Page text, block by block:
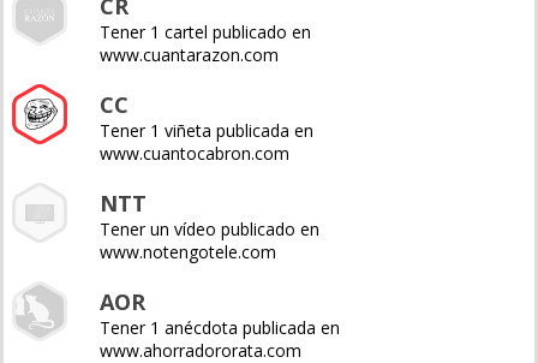
CR
Tener 1 cartel publicado en
www.cuantarazon.com
CC
Tener 1 viñeta publicada en
www.cuantocabron.com
NTT
Tener un vídeo publicado en
www.notengotele.com
AOR
Tener 1 anécdota publicada en
www.ahorradororata.com